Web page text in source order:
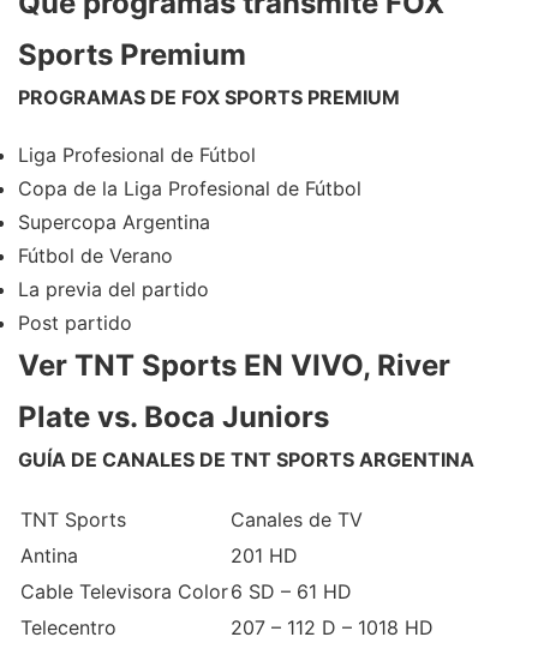
Sports Premium
PROGRAMAS DE FOX SPORTS PREMIUM
Liga Profesional de Fútbol
Copa de la Liga Profesional de Fútbol
Supercopa Argentina
Fútbol de Verano
La previa del partido
Post partido
Ver TNT Sports EN VIVO, River
Plate vs. Boca Juniors
GUÍA DE CANALES DE TNT SPORTS ARGENTINA
TNT Sports
Canales de TV
Antina
201 HD
Cable Televisora Color6 SD – 61 HD
Telecentro
207 – 112 D – 1018 HD